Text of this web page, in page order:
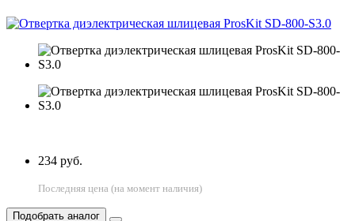
234 руб.
Последняя цена (на момент наличия)
Подобрать аналог